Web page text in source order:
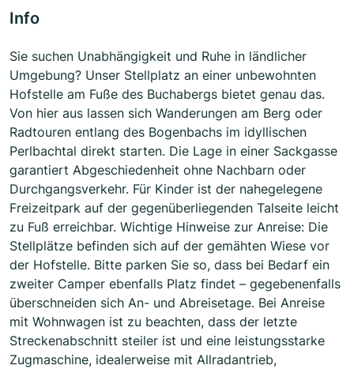
Info
Sie suchen Unabhängigkeit und Ruhe in ländlicher
Umgebung? Unser Stellplatz an einer unbewohnten
Hofstelle am Fuße des Buchabergs bietet genau das.
Von hier aus lassen sich Wanderungen am Berg oder
Radtouren entlang des Bogenbachs im idyllischen
Perlbachtal direkt starten. Die Lage in einer Sackgasse
garantiert Abgeschiedenheit ohne Nachbarn oder
Durchgangsverkehr. Für Kinder ist der nahegelegene
Freizeitpark auf der gegenüberliegenden Talseite leicht
zu Fuß erreichbar. Wichtige Hinweise zur Anreise: Die
Stellplätze befinden sich auf der gemähten Wiese vor
der Hofstelle. Bitte parken Sie so, dass bei Bedarf ein
zweiter Camper ebenfalls Platz findet – gegebenenfalls
überschneiden sich An- und Abreisetage. Bei Anreise
mit Wohnwagen ist zu beachten, dass der letzte
Streckenabschnitt steiler ist und eine leistungsstarke
Zugmaschine, idealerweise mit Allradantrieb,